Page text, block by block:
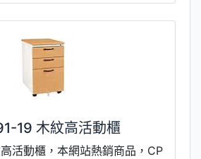
19 木紋高活動櫃
活動櫃，本網站熱銷商品，CP